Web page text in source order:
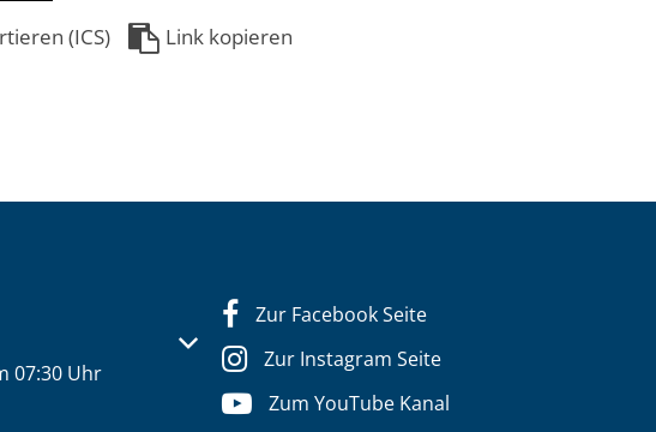
(ICS) Link kopieren
Öffnungs- oder Schließzeiten auszublenden
07:30 Uhr
Zur Facebook Seite
Zur Instagram Seite
Zum YouTube Kanal